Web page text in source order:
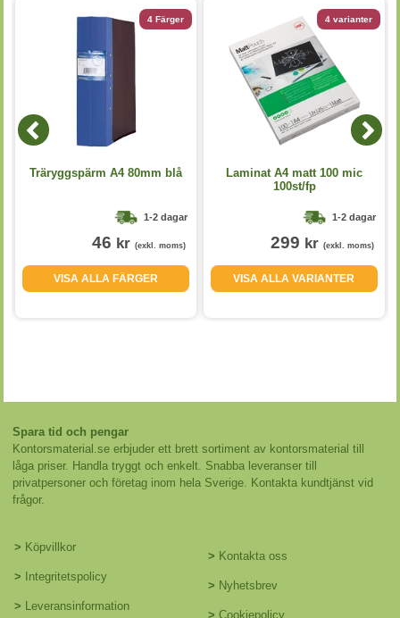
4 Färger
Träryggspärm A4 80mm blå
1-2 dagar
46 kr (exkl. moms)
VISA ALLA FÄRGER
4 varianter
Laminat A4 matt 100 mic
100st/fp
1-2 dagar
299 kr (exkl. moms)
VISA ALLA VARIANTER
Spara tid och pengar
Kontorsmaterial.se erbjuder ett brett sortiment av kontorsmaterial till
låga priser. Handla tryggt och enkelt. Snabba leveranser till
privatpersoner och företag inom hela Sverige. Kontakta kundtjänst vid
frågor.
> Köpvillkor
> Integritetspolicy
> Leveransinformation
> Kontakta oss
> Nyhetsbrev
> Cookiepolicy